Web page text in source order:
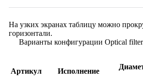
На узких экранах таблицу можно
горизонтали.
Варианты конфигурации Optical
Артикул Исполнение